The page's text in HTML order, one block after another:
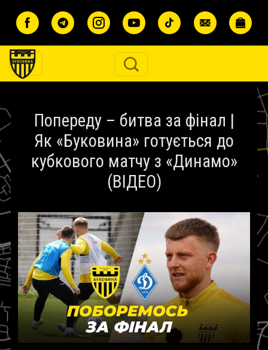
Попереду – битва за фінал |
Як «Буковина» готується до
кубкового матчу з «Динамо»
(ВІДЕО)